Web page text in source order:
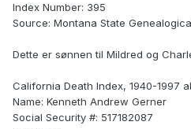
Index Number: 395
Source: Montana State
Dette er sønnen til Mildred og
California Death Index, 1940-1997
Name: Kenneth Andrew Gerner
Social Security #: 517182087